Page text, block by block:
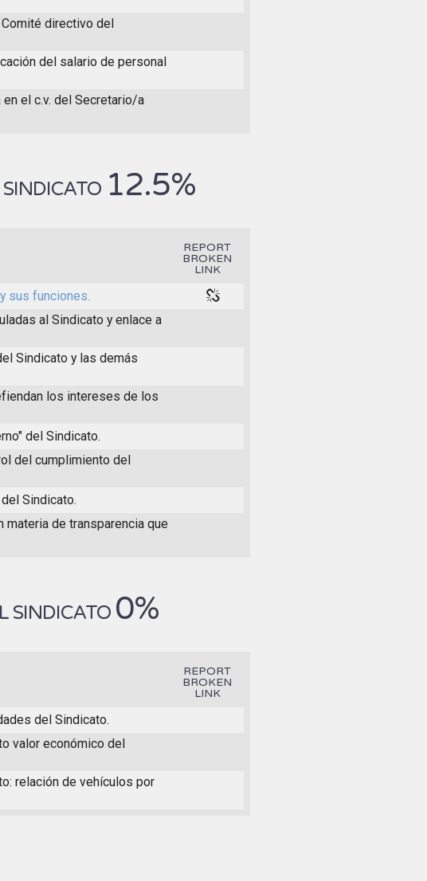
directivo del
del salario de personal
el c.v. del Secretario/a
12.5%
REPORT
BROKEN
LINK
sus funciones.
al Sindicato y enlace a
Sindicato y las demás
los intereses de los
del Sindicato.
del cumplimiento del
Sindicato.
de transparencia que
SINDICATO 0%
REPORT
BROKEN
LINK
del Sindicato.
valor económico del
relación de vehículos por